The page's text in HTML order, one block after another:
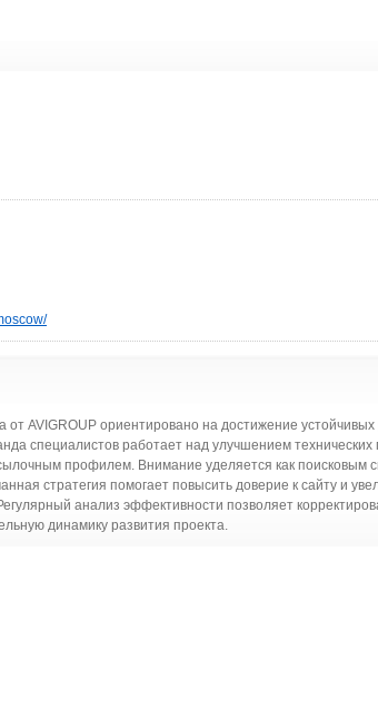
от AVIGROUP ориентировано на достижение устойчивых
специалистов работает над улучшением технических
профилем. Внимание уделяется как поисковым
стратегия помогает повысить доверие к сайту и
анализ эффективности позволяет
динамику развития проекта.